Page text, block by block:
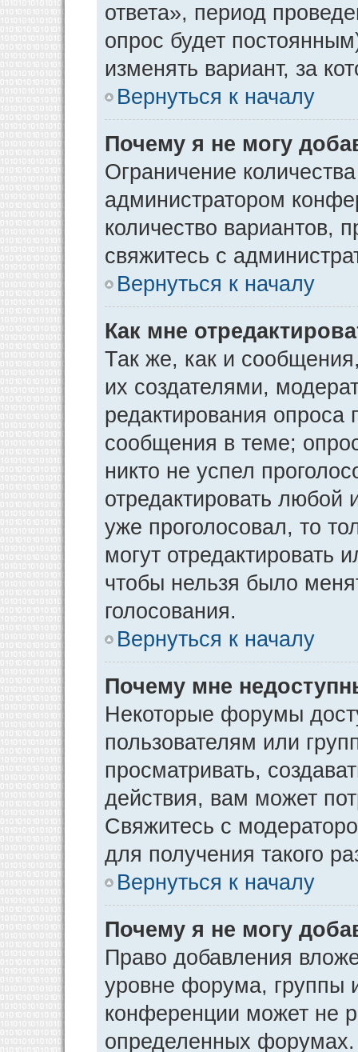
ответа», период
опрос будет
изменять вариант, за
Вернуться к началу
Почему я не могу
Ограничение
администратором
количество вариантов,
свяжитесь с
Вернуться к началу
Как мне
Так же, как и
их создателями,
редактирования опроса
сообщения в теме;
никто не успел
отредактировать любой
уже проголосовал, то
могут отредактировать
чтобы нельзя было
голосования.
Вернуться к началу
Почему мне
Некоторые форумы
пользователям или
просматривать,
действия, вам может
Свяжитесь с
для получения такого
Вернуться к началу
Почему я не могу
Право добавления
уровне форума, группы
конференции может не
определенных